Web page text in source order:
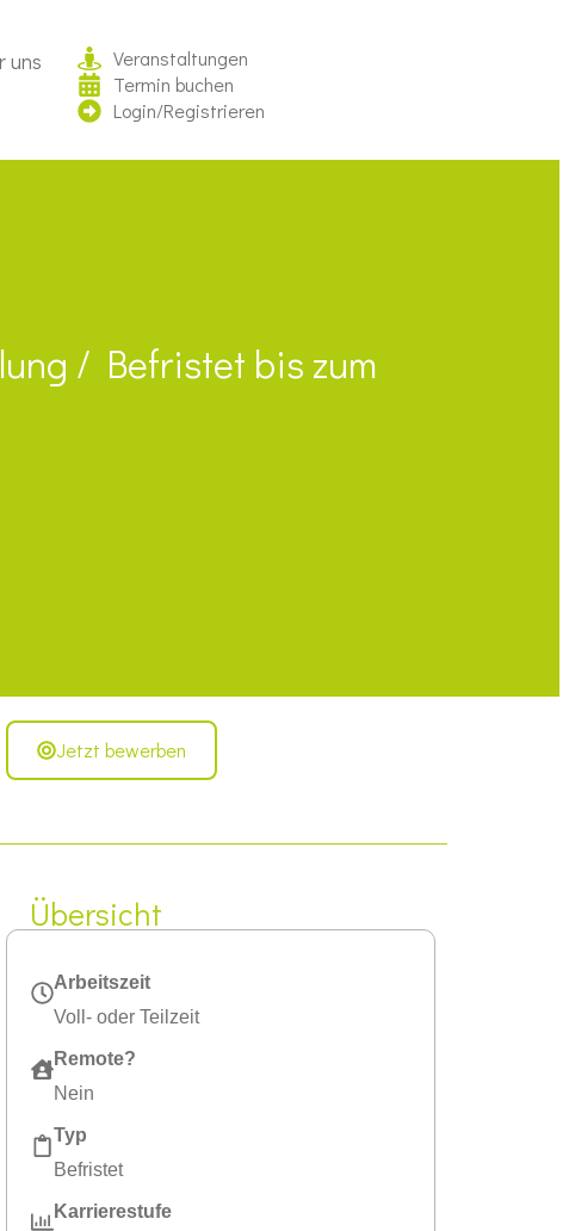
uns
Veranstaltungen
Termin buchen
Login/Registrieren
/ Befristet bis zum
Jetzt bewerben
Übersicht
Arbeitszeit
Voll- oder Teilzeit
Remote?
Nein
Typ
Befristet
Karrierestufe